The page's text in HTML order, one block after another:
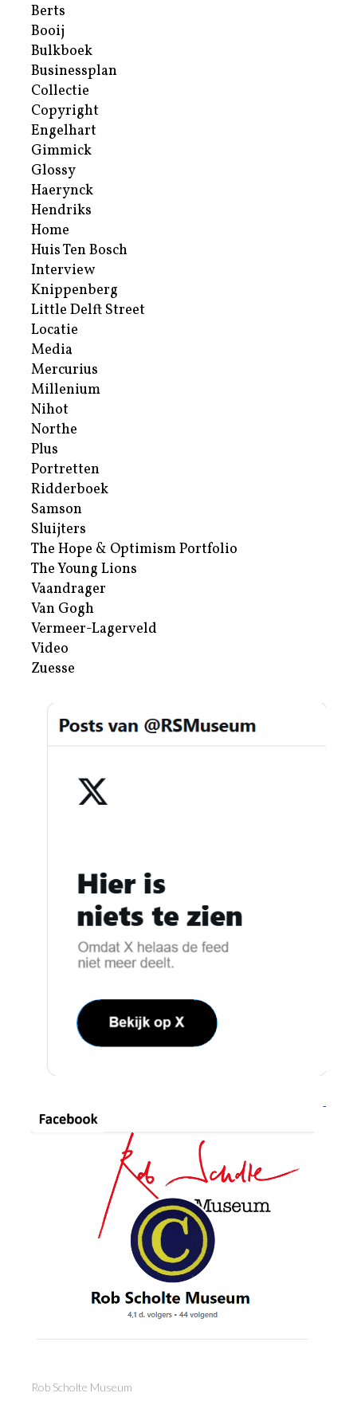
Berts
Booij
Bulkboek
Businessplan
Collectie
Copyright
Engelhart
Gimmick
Glossy
Haerynck
Hendriks
Home
Huis Ten Bosch
Interview
Knippenberg
Little Delft Street
Locatie
Media
Mercurius
Millenium
Nihot
Northe
Plus
Portretten
Ridderboek
Samson
Sluijters
The Hope & Optimism Portfolio
The Young Lions
Vaandrager
Van Gogh
Vermeer-Lagerveld
Video
Zuesse
Rob Scholte Museum